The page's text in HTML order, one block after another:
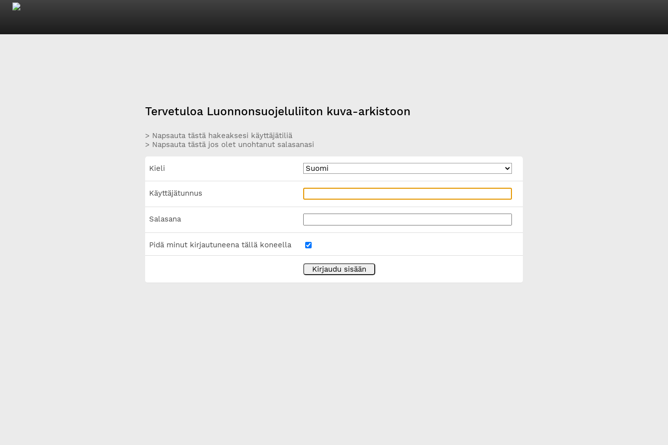
Tervetuloa Luonnonsuojeluliiton kuva-arkistoon
> Napsauta tästä hakeaksesi käyttäjätiliä
> Napsauta tästä jos olet unohtanut salasanasi
Kieli
Käyttäjätunnus
Salasana
Pidä minut kirjautuneena tällä koneella